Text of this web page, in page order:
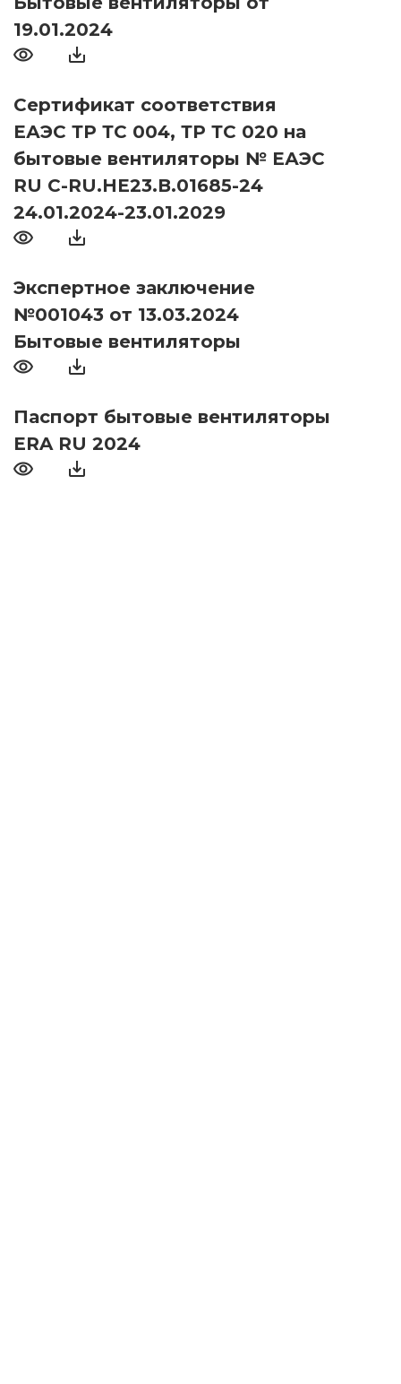
19.01.2024
Сертификат соответствия
ЕАЭС ТР ТС 004, ТР ТС 020 на
бытовые вентиляторы № ЕАЭС
RU С-RU.НЕ23.В.01685-24
24.01.2024-23.01.2029
Экспертное заключение
№001043 от 13.03.2024
Бытовые вентиляторы
Паспорт бытовые вентиляторы
ERA RU 2024